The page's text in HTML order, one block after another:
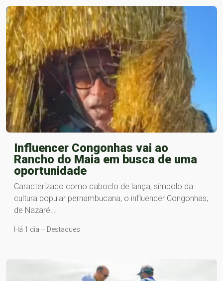
Influencer Congonhas vai ao
Rancho do Maia em busca de uma
oportunidade
Caracterizado como caboclo de lança, símbolo da
cultura popular pernambucana, o influencer Congonhas,
de Nazaré…
Há 1 dia – Destaques